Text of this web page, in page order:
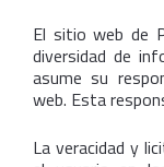
El sitio web de
diversidad de
asume su
web. Esta
La veracidad y